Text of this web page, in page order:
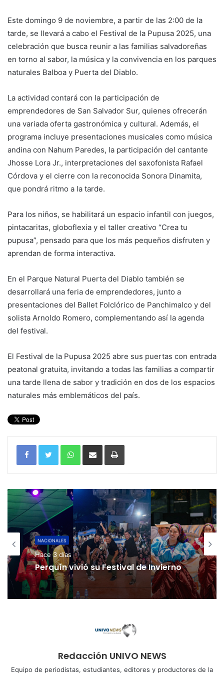
Este domingo 9 de noviembre, a partir de las 2:00 de la
tarde, se llevará a cabo el Festival de la Pupusa 2025, una
celebración que busca reunir a las familias salvadoreñas
en torno al sabor, la música y la convivencia en los parques
naturales Balboa y Puerta del Diablo.
La actividad contará con la participación de
emprendedores de San Salvador Sur, quienes ofrecerán
una variada oferta gastronómica y cultural. Además, el
programa incluye presentaciones musicales como música
andina con Nahum Paredes, la participación del cantante
Jhosse Lora Jr., interpretaciones del saxofonista Rafael
Córdova y el cierre con la reconocida Sonora Dinamita,
que pondrá ritmo a la tarde.
Para los niños, se habilitará un espacio infantil con juegos,
pintacaritas, globoflexia y el taller creativo “Crea tu
pupusa”, pensado para que los más pequeños disfruten y
aprendan de forma interactiva.
En el Parque Natural Puerta del Diablo también se
desarrollará una feria de emprendedores, junto a
presentaciones del Ballet Folclórico de Panchimalco y del
solista Arnoldo Romero, complementando así la agenda
del festival.
El Festival de la Pupusa 2025 abre sus puertas con entrada
peatonal gratuita, invitando a todas las familias a compartir
una tarde llena de sabor y tradición en dos de los espacios
naturales más emblemáticos del país.
WhatsAppCompartir por correo electrónicoImprimir
NACIONALES
Hace 3 días
Perquín vivió su Festival de Invierno
Redacción UNIVO NEWS
Equipo de periodistas, estudiantes, editores y productores de la